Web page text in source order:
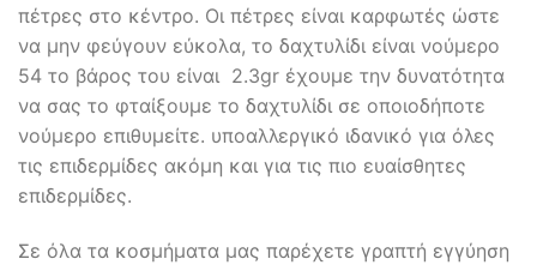
πέτρες στο κέντρο. Οι πέτρες είναι καρφωτές ώστε
να μην φεύγουν εύκολα, το δαχτυλίδι είναι νούμερο
54 το βάρος του είναι 2.3gr έχουμε την δυνατότητα
να σας το φταίξουμε το δαχτυλίδι σε οποιοδήποτε
νούμερο επιθυμείτε. υποαλλεργικό ιδανικό για όλες
τις επιδερμίδες ακόμη και για τις πιο ευαίσθητες
επιδερμίδες.
Σε όλα τα κοσμήματα μας παρέχετε γραπτή εγγύηση